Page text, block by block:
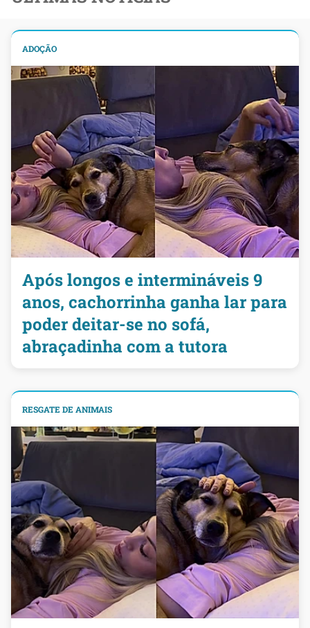
ADOÇÃO
Após longos e intermináveis 9
anos, cachorrinha ganha lar para
poder deitar-se no sofá,
abraçadinha com a tutora
RESGATE DE ANIMAIS